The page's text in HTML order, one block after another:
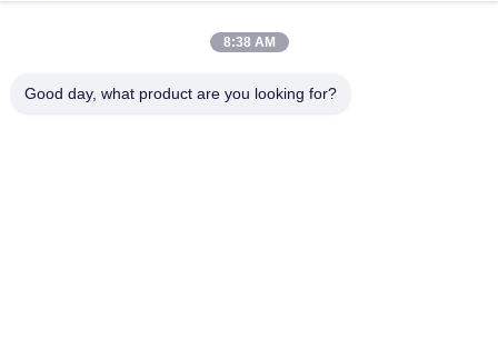
Impianti di saldatura automatico
8:38 AM
Good day, what product are you looking for?